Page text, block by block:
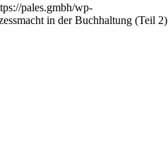
pales.gmbh/wp-
in der Buchhaltung (Teil 2)